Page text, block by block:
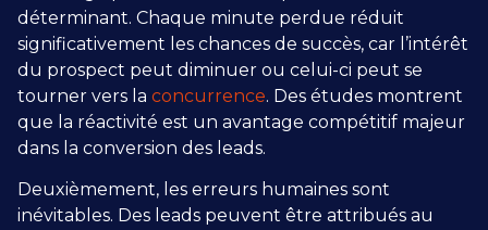
déterminant. Chaque minute perdue réduit
significativement les chances de succès, car l’intérêt
du prospect peut diminuer ou celui-ci peut se
tourner vers la concurrence. Des études montrent
que la réactivité est un avantage compétitif majeur
dans la conversion des leads.
Deuxièmement, les erreurs humaines sont
inévitables. Des leads peuvent être attribués au